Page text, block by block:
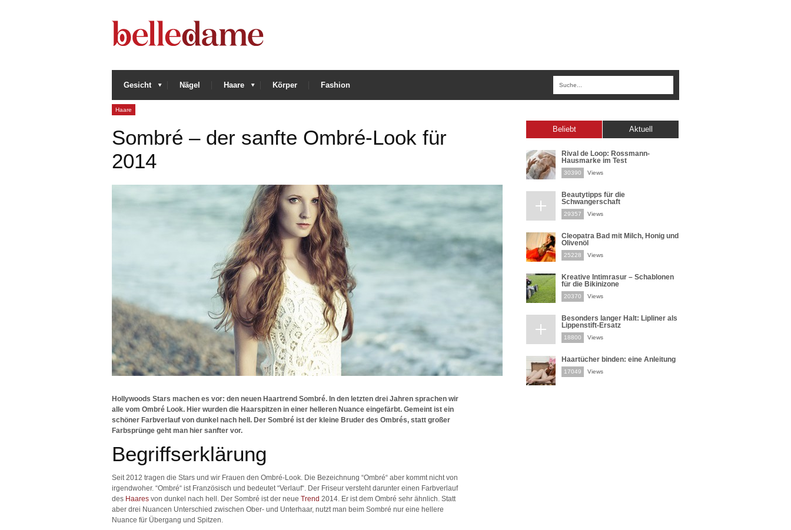
Gesicht Nägel Haare Körper Fashion
Haare
Sombré – der sanfte Ombré-Look für
2014
Hollywoods Stars machen es vor: den neuen Haartrend Sombré. In den letzten drei Jahren sprachen wir
alle vom Ombré Look. Hier wurden die Haarspitzen in einer helleren Nuance eingefärbt. Gemeint ist ein
schöner Farbverlauf von dunkel nach hell. Der Sombré ist der kleine Bruder des Ombrés, statt großer
Farbsprünge geht man hier sanfter vor.
Begriffserklärung
Seit 2012 tragen die Stars und wir Frauen den Ombré-Look. Die Bezeichnung “Ombré“ aber kommt nicht von
irgendwoher. “Ombré“ ist Französisch und bedeutet “Verlauf“. Der Friseur versteht darunter einen Farbverlauf
des Haares von dunkel nach hell. Der Sombré ist der neue Trend 2014. Er ist dem Ombré sehr ähnlich. Statt
aber drei Nuancen Unterschied zwischen Ober- und Unterhaar, nutzt man beim Sombré nur eine hellere
Nuance für Übergang und Spitzen.
Beliebt Aktuell
Rival de Loop: Rossmann-
Hausmarke im Test
30390 Views
Beautytipps für die
Schwangerschaft
29357 Views
Cleopatra Bad mit Milch, Honig und
Olivenöl
25228 Views
Kreative Intimrasur – Schablonen
für die Bikinizone
20370 Views
Besonders langer Halt: Lipliner als
Lippenstift-Ersatz
18800 Views
Haartücher binden: eine Anleitung
17049 Views